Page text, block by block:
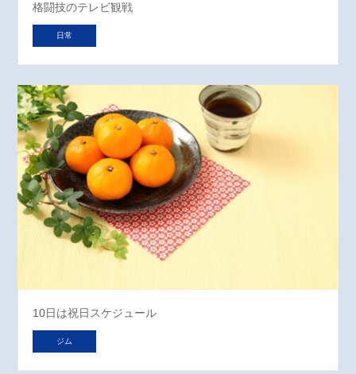
格闘技のテレビ観戦
日常
10日は祝日スケジュール
ジム